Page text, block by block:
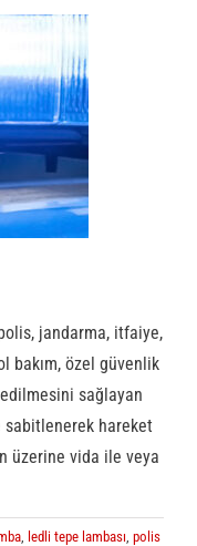
jandarma, itfaiye,
bakım, özel güvenlik
sağlayan
sabitlenerek hareket
üzerine vida ile veya
ledli tepe lambası polis